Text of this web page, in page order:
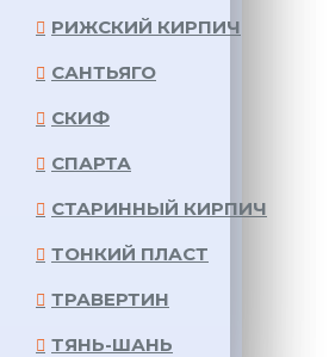
РИЖСКИЙ КИРПИЧ
САНТЬЯГО
СКИФ
СПАРТА
СТАРИННЫЙ КИРПИЧ
ТОНКИЙ ПЛАСТ
ТРАВЕРТИН
ТЯНЬ-ШАНЬ